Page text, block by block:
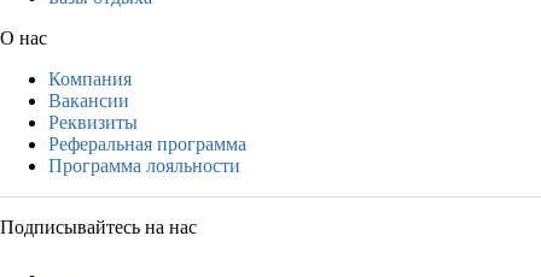
О нас
Компания
Вакансии
Реквизиты
Реферальная программа
Программа лояльности
Подписывайтесь на нас